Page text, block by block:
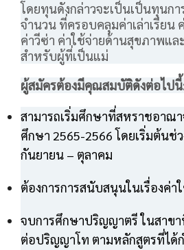
โดยทุนดังกล่าวจะเป็นเป็นทุนก
จำนวน ที่ครอบคลุมค่าเล่าเรียน
ค่าวีซ่า ค่าใช้จ่ายด้านสุขภาพแล
สำหรับผู้ที่เป็นแม่
ผู้สมัครต้องมีคุณสมบัติดังต่อไป
สามารถเริ่มศึกษาที่สหราชอาณา
ศึกษา 2565-2566 โดยเริ่มต้นช่
กันยายน – ตุลาคม
ต้องการการสนับสนุนในเรื่องค่า
จบการศึกษาปริญญาตรี ในสาข
ต่อปริญญาโท ตามหลักสูตรที่ได้